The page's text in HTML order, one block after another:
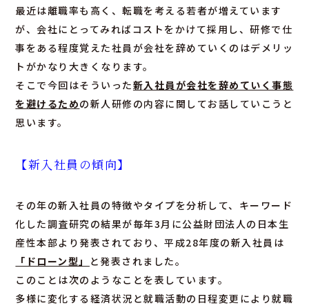
最近は離職率も高く、転職を考える若者が増えています
が、会社にとってみればコストをかけて採用し、研修で仕
事をある程度覚えた社員が会社を辞めていくのはデメリッ
トがかなり大きくなります。
そこで今回はそういった新入社員が会社を辞めていく事態
を避けるための新人研修の内容に関してお話していこうと
思います。
【新入社員の傾向】
その年の新入社員の特徴やタイプを分析して、キーワード
化した調査研究の結果が毎年3月に公益財団法人の日本生
産性本部より発表されており、平成28年度の新入社員は
「ドローン型」
と発表されました。
このことは次のようなことを表しています。
多様に変化する経済状況と就職活動の日程変更により就職